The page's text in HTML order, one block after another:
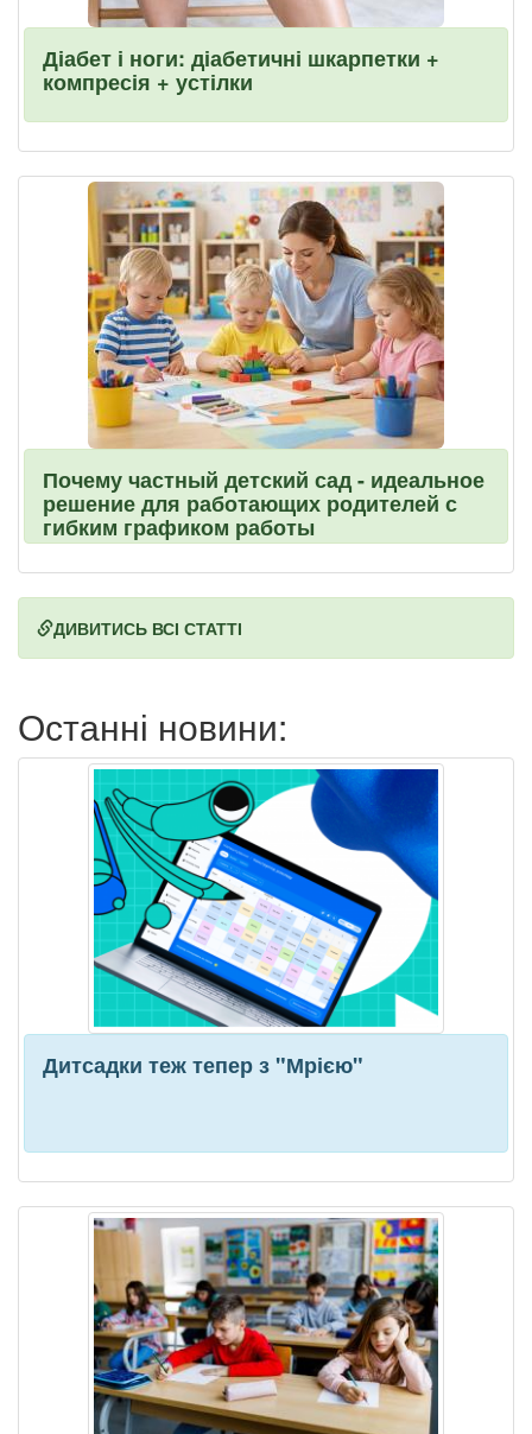
Діабет і ноги: діабетичні шкарпетки +
компресія + устілки
Почему частный детский сад - идеальное
решение для работающих родителей с
гибким графиком работы
ДИВИТИСЬ ВСІ СТАТТІ
Останні новини:
Дитсадки теж тепер з "Мрією"